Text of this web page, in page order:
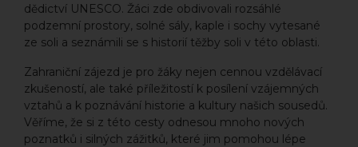
dědictví UNESCO. Žáci zde obdivovali rozsáhlé
podzemní prostory, solné sály, kaple i sochy vytesané
ze soli a seznámili se s historií těžby soli v této oblasti.
Zahraniční zájezd je pro žáky nejen cennou vzdělávací
zkušeností, ale také příležitostí k posílení vzájemných
vztahů a k poznávání historie a kultury našich sousedů.
Věříme, že si z této cesty odnesou mnoho nových
poznatků i silných zážitků, které jim pomohou lépe